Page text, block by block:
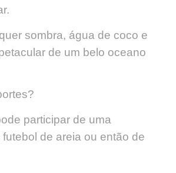
sombra, água de coco e
de um belo oceano
participar de uma
de areia ou então de